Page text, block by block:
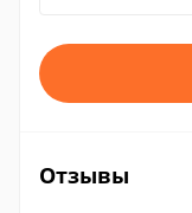
Отзывы